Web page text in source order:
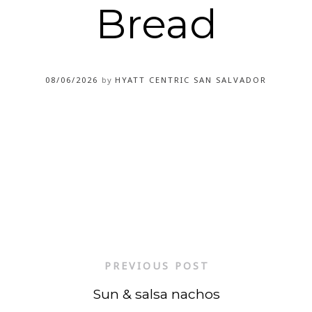
Bread
08/06/2026 by HYATT CENTRIC SAN SALVADOR
PREVIOUS POST
Sun & salsa nachos